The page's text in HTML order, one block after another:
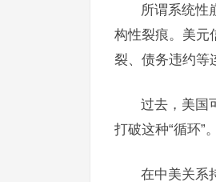
所谓系统性
构性裂痕。美元
裂、债务违约等
过去，美国
打破这种“循环”
在中美关系